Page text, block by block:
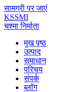
सामग्री पर जाएं
KSSMI
चश्मा निर्माता
मुख पृष्ठ
उत्पाद
समाधान
परिचय
संपर्क
ब्लॉग